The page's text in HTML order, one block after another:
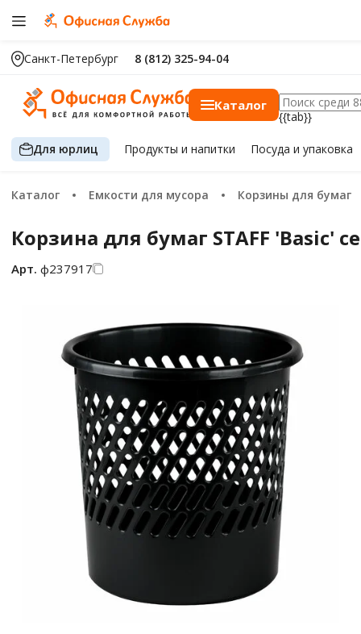
Санкт-Петербург 8 (812) 325-94-04
Каталог
{{tab}}
Для юрлиц Продуктыи напитки Посуда и упаковка
Каталог Емкости для мусора Корзины для бумаг
Корзина для бумаг STAFF 'Basic'
Арт. ф237917